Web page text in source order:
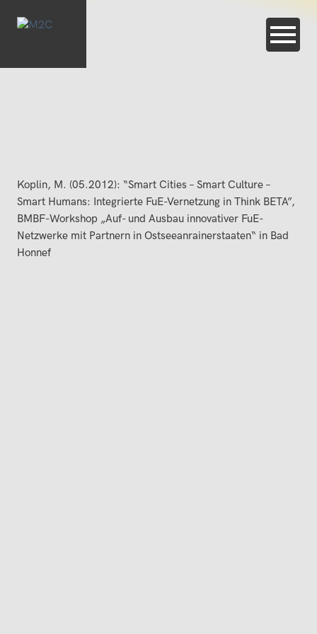
Koplin, M. (05.2012): “Smart Cities – Smart Culture –
Smart Humans: Integrierte FuE-Vernetzung in Think BETA”,
BMBF-Workshop „Auf- und Ausbau innovativer FuE-
Netzwerke mit Partnern in Ostseeanrainerstaaten“ in Bad
Honnef